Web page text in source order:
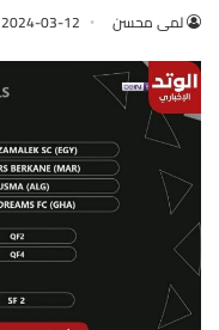
لمى محسن 2024-03-12